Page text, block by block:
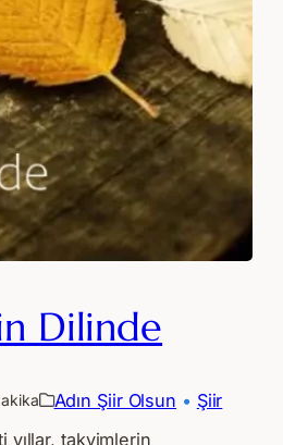
Dilinde
Adın Şiir Olsun • Şiir
yıllar, takvimlerin